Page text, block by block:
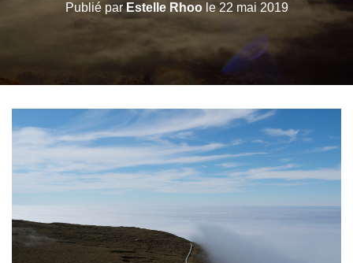
Publié parEstelle Rhoole22 mai 2019